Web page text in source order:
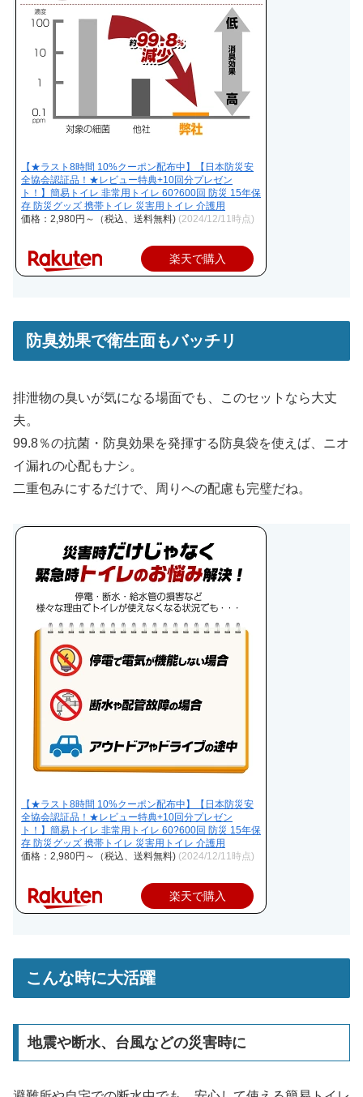
【★ラスト8時間 10%クーポン配布中】【日本防災安
全協会認証品！★レビュー特典+10回分プレゼン
ト！】簡易トイレ 非常用トイレ 60?600回 防災 15年保
存 防災グッズ 携帯トイレ 災害用トイレ 介護用
価格：2,980円～（税込、送料無料) (2024/12/11時点)
楽天で購入
防臭効果で衛生面もバッチリ
排泄物の臭いが気になる場面でも、このセットなら大丈
夫。
99.8％の抗菌・防臭効果を発揮する防臭袋を使えば、ニオ
イ漏れの心配もナシ。
二重包みにするだけで、周りへの配慮も完璧だね。
【★ラスト8時間 10%クーポン配布中】【日本防災安
全協会認証品！★レビュー特典+10回分プレゼン
ト！】簡易トイレ 非常用トイレ 60?600回 防災 15年保
存 防災グッズ 携帯トイレ 災害用トイレ 介護用
価格：2,980円～（税込、送料無料) (2024/12/11時点)
楽天で購入
こんな時に大活躍
地震や断水、台風などの災害時に